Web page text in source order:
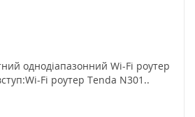
однодіапазонний Wi-Fi роутер
Fi роутер Tenda N301..